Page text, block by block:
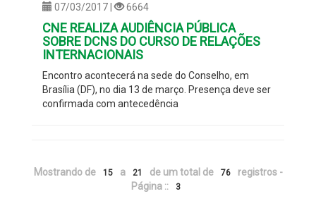
07/03/2017 | 6664
CNE REALIZA AUDIÊNCIA PÚBLICA
SOBRE DCNS DO CURSO DE RELAÇÕES
INTERNACIONAIS
Encontro acontecerá na sede do Conselho, em
Brasília (DF), no dia 13 de março. Presença deve ser
confirmada com antecedência
Mostrando de 15 a 21 de um total de 76
registros -
Página ::
3